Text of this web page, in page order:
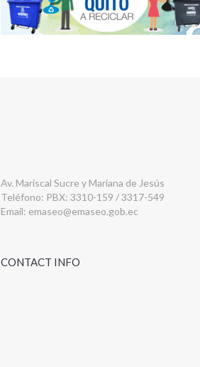
Av. Mariscal Sucre y Mariana de Jesús
Teléfono: PBX: 3310-159 / 3317-549
Email: emaseo@emaseo.gob.ec
CONTACT INFO